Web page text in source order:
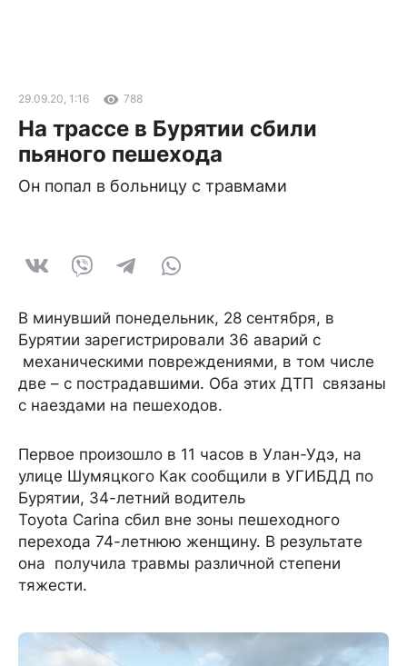
29.09.20, 1:16 788
На трассе в Бурятии сбили
пьяного пешехода
Он попал в больницу с травмами
В минувший понедельник, 28 сентября, в
Бурятии зарегистрировали 36 аварий с
механическими повреждениями, в том числе
две – с пострадавшими. Оба этих ДТП связаны
с наездами на пешеходов.
Первое произошло в 11 часов в Улан-Удэ, на
улице Шумяцкого Как сообщили в УГИБДД по
Бурятии, 34-летний водитель
Toyota Carina сбил вне зоны пешеходного
перехода 74-летнюю женщину. В результате
она получила травмы различной степени
тяжести.